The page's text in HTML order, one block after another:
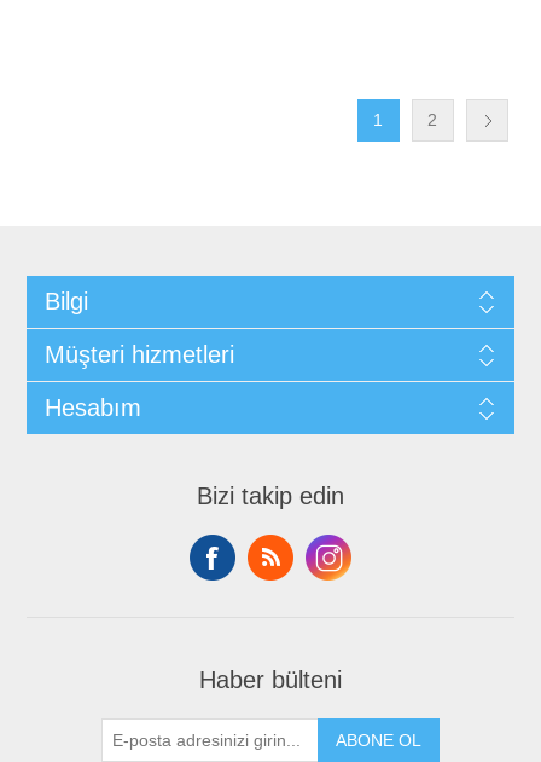
1 2
Bilgi
Müşteri hizmetleri
Hesabım
Bizi takip edin
Haber bülteni
ABONE OL